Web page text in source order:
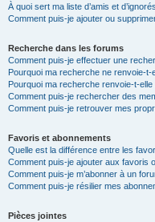
À quoi sert ma liste d’amis et
Comment puis-je ajouter ou
Recherche dans les forums
Comment puis-je effectuer une
Pourquoi ma recherche ne renvoie-t-
Pourquoi ma recherche renvoie-t-elle
Comment puis-je rechercher des
Comment puis-je retrouver mes
Favoris et abonnements
Quelle est la différence entre les
Comment puis-je ajouter aux favoris
Comment puis-je m’abonner à un
Comment puis-je résilier mes
Pièces jointes